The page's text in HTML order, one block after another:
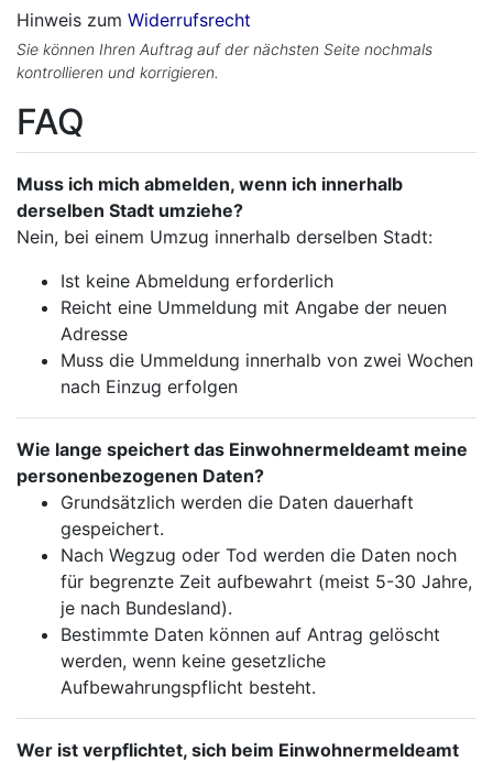
Hinweis zum Widerrufsrecht
Sie können Ihren Auftrag auf der nächsten Seite nochmals
kontrollieren und korrigieren.
FAQ
Muss ich mich abmelden, wenn ich innerhalb
derselben Stadt umziehe?
Nein, bei einem Umzug innerhalb derselben Stadt:
Ist keine Abmeldung erforderlich
Reicht eine Ummeldung mit Angabe der neuen
Adresse
Muss die Ummeldung innerhalb von zwei Wochen
nach Einzug erfolgen
Wie lange speichert das Einwohnermeldeamt meine
personenbezogenen Daten?
Grundsätzlich werden die Daten dauerhaft
gespeichert.
Nach Wegzug oder Tod werden die Daten noch
für begrenzte Zeit aufbewahrt (meist 5-30 Jahre,
je nach Bundesland).
Bestimmte Daten können auf Antrag gelöscht
werden, wenn keine gesetzliche
Aufbewahrungspflicht besteht.
Wer ist verpflichtet, sich beim Einwohnermeldeamt